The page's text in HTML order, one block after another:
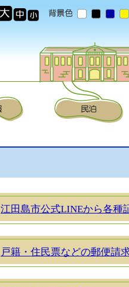
江田島市公式LINEから各種
戸籍・住民票などの郵便請